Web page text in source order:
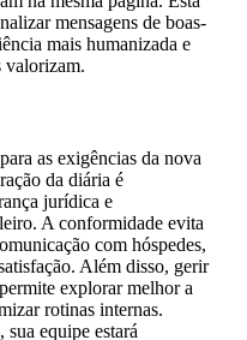
mensagens de boas-
mais humanizada e
valorizam.
as exigências da nova
da diária é
jurídica e
A conformidade evita
com hóspedes,
Além disso, gerir
explorar melhor a
rotinas internas.
sua equipe estará